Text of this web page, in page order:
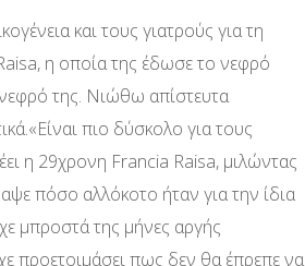
και τους γιατρούς για τη
η οποία της έδωσε το νεφρό
της. Νιώθω απίστευτα
πιο δύσκολο για τους
η 29χρονη Francia Raisa, μιλώντας
πόσο αλλόκοτο ήταν για την ίδια
μπροστά της μήνες αργής
προετοιμάσει πως δεν θα έπρεπε να